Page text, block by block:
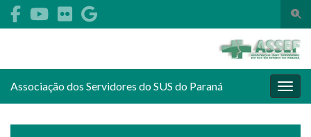
Associação dos Servidores do SUS do Paraná